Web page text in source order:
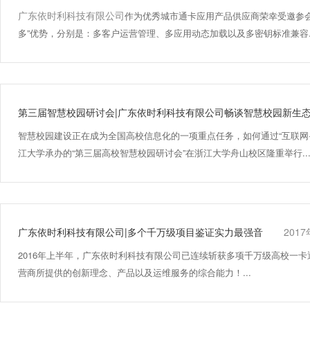
广东依时利科技有限公司作为优秀城市通卡应用产品供应商荣幸受邀参
多”优势，分别是： 多客户运营管理、多应用动态加载以及多密钥标准兼
第三届智慧校园研讨会|广东依时利科技有限公司畅谈智慧校园新生
智慧校园建设正在成为全国高校信息化的一项重点任务，如何通过“互联网
江大学承办的“第三届高校智慧校园研讨会”在浙江大学舟山校区隆重举行...
广东依时利科技有限公司|多个千万级项目鉴证实力最强音 2017
2016年上半年，广东依时利科技有限公司已连续斩获多项千万级高校一
营商所提供的创新理念、产品以及运维服务的综合能力！...